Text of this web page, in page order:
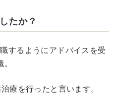
たか？
するようにアドバイスを受
療を行ったと言います。